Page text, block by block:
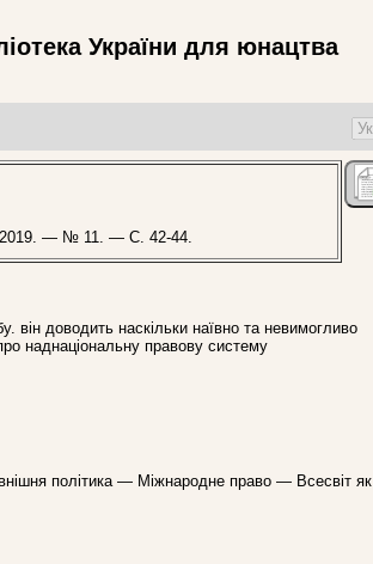
України для юнацтва
2019. — № 11. — С. 42-44.
він доводить наскільки наївно та невимогливо
наднаціональну правову систему
політика — Міжнародне право — Всесвіт як